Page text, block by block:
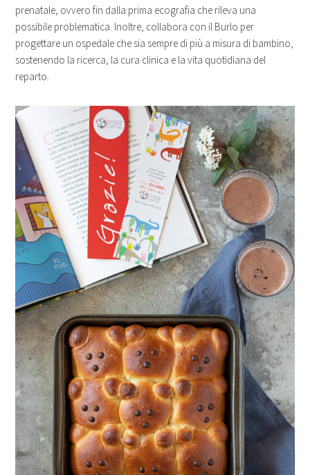
prenatale, ovvero fin dalla prima ecografia che rileva una
possibile problematica. Inoltre, collabora con il Burlo per
progettare un ospedale che sia sempre di più a misura di bambino,
sostenendo la ricerca, la cura clinica e la vita quotidiana del
reparto.